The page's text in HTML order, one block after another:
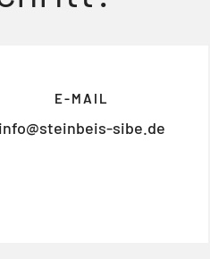
E-MAIL
info@steinbeis-sibe.de